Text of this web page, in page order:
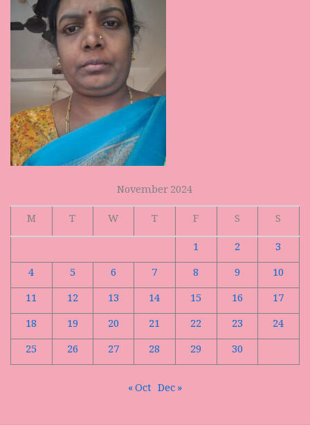
November 2024
M
T W T F S
S
1
2
3
4
5 6 7 8 9
10
11
12 13 14 15 16
17
18
19 20 21 22 23
24
25
26 27 28 29 30
« Oct Dec »